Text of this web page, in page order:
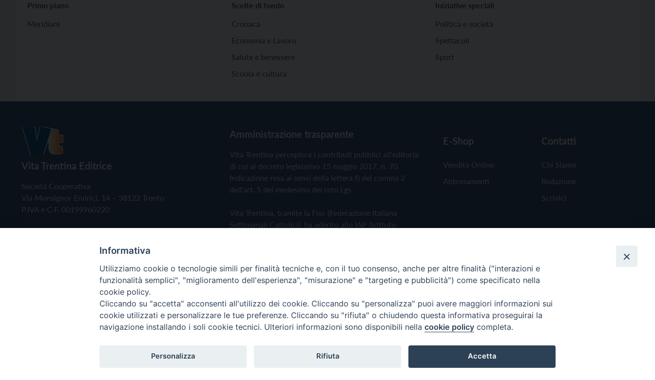
Primo piano
Meridiani
Scelte di fondo
Cronaca
Economia e Lavoro
Salute e benessere
Scuola e cultura
Iniziative speciali
Politica e società
Spettacoli
Sport
Vita Trentina Editrice
Società Cooperativa
Via Monsignor Endrici, 14 – 38122 Trento
P.IVA e C.F. 00199960220
Amministrazione trasparente
Vita Trentina percepisce i contributi pubblici all'editoria
di cui al decreto legislativo 15 maggio 2017, n. 70.
Indicazione resa ai sensi della lettera f) del comma 2
dell'art. 5 del medesimo decreto Lgs.
Vita Trentina, tramite la Fisc (Federazione Italiana
Settimanali Cattolici), ha aderito allo IAP (Istituto
Privacy Policy Cookie Policy
E-Shop
Vendita Online
Abbonamenti
Contatti
Chi Siamo
Redazione
Scrivici
Copyright © 2019 - Tutti i diritti riservati - Vita Trentina Editrice
Informativa
Utilizziamo cookie o tecnologie simili per finalità tecniche e, con il tuo consenso, anche per altre finalità ("interazioni e
funzionalità semplici", "miglioramento dell'esperienza", "misurazione" e "targeting e pubblicità") come specificato nella
cookie policy.
Cliccando su "accetta" acconsenti all'utilizzo dei cookie. Cliccando su "personalizza" puoi avere maggiori informazioni sui
cookie utilizzati e personalizzare le tue preferenze. Cliccando su "rifiuta" o chiudendo questa informativa proseguirai la
navigazione installando i soli cookie tecnici. Ulteriori informazioni sono disponibili nella cookie policy completa.
Personalizza Rifiuta Accetta